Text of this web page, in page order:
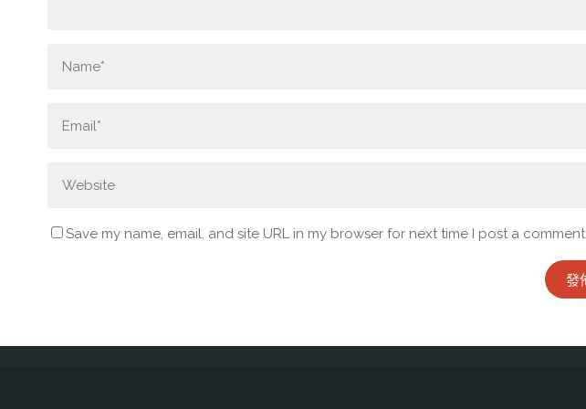
Save my name, email, and site URL in my browser for next time I post a comment.